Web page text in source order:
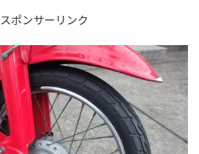
スポンサーリンク